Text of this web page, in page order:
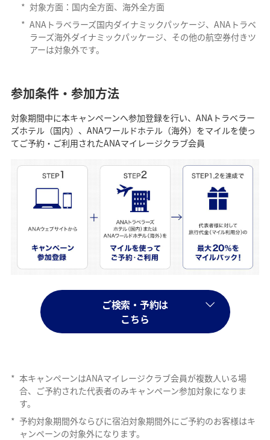
* 対象方面：国内全方面、海外全方面
* ANAトラベラーズ国内ダイナミックパッケージ、ANAトラベ
ラーズ海外ダイナミックパッケージ、その他の航空券付きツ
アーは対象外です。
参加条件・参加方法
対象期間中に本キャンペーンへ参加登録を行い、ANAトラベラー
ズホテル（国内）、ANAワールドホテル（海外）をマイルを使っ
てご予約・ご利用されたANAマイレージクラブ会員
ご検索・予約は
こちら
* 本キャンペーンはANAマイレージクラブ会員が複数人いる場
合、ご予約された代表者のみキャンペーン参加対象になりま
す。
* 予約対象期間外ならびに宿泊対象期間外にご予約のお客様はキ
ャンペーンの対象外になります。